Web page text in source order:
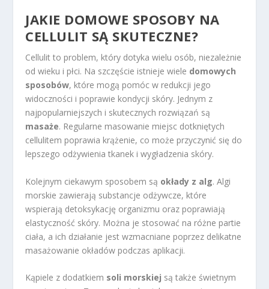
JAKIE DOMOWE SPOSOBY NA
CELLULIT SĄ SKUTECZNE?
Cellulit to problem, który dotyka wielu osób, niezależnie
od wieku i płci. Na szczęście istnieje wiele domowych
sposobów, które mogą pomóc w redukcji jego
widoczności i poprawie kondycji skóry. Jednym z
najpopularniejszych i skutecznych rozwiązań są
masaże. Regularne masowanie miejsc dotkniętych
cellulitem poprawia krążenie, co może przyczynić się do
lepszego odżywienia tkanek i wygładzenia skóry.
Kolejnym ciekawym sposobem są okłady z alg. Algi
morskie zawierają substancje odżywcze, które
wspierają detoksykację organizmu oraz poprawiają
elastyczność skóry. Można je stosować na różne partie
ciała, a ich działanie jest wzmacniane poprzez delikatne
masażowanie okładów podczas aplikacji.
Kąpiele z dodatkiem soli morskiej są także świetnym